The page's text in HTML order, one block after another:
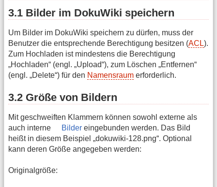
3.1 Bilder im DokuWiki speichern
Um Bilder im DokuWiki speichern zu dürfen, muss der
Benutzer die entsprechende Berechtigung besitzen (ACL).
Zum Hochladen ist mindestens die Berechtigung
„Hochladen“ (engl. „Upload“), zum Löschen „Entfernen“
(engl. „Delete“) für den Namensraum erforderlich.
3.2 Größe von Bildern
Mit geschweiften Klammern können sowohl externe als
auch interne
Bilder eingebunden werden. Das Bild
heißt in diesem Beispiel „dokuwiki-128.png“. Optional
kann deren Größe angegeben werden:
Originalgröße: